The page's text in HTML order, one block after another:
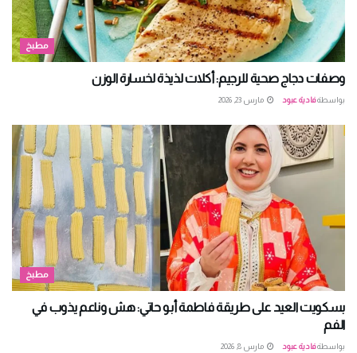
مطبخ
وصفات دجاج صحية للرجيم: أكلات لذيذة لخسارة الوزن
بواسطةفادية عبود مارس 23, 2026
مطبخ
بسكويت العيد على طريقة فاطمة أبو حاتي: هش وناعم يذوب في
الفم
بواسطةفادية عبود مارس 8, 2026